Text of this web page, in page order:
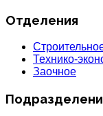
Отделения
Технико-
Заочное